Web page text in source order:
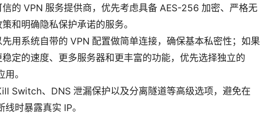
信的 VPN 服务提供商，优先考虑具备 AES-256 加密、严格无
和明确隐私保护承诺的服务。
用系统自带的 VPN 配置做简单连接，确保基本私密性；如果
定的速度、更多服务器和更丰富的功能，优先选择独立的
。
Switch、DNS 泄漏保护以及分离隧道等高级选项，避免在
线时暴露真实 IP。